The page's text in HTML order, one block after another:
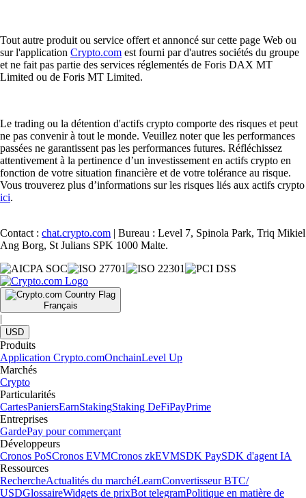
Tout autre produit ou service offert et annoncé sur cette page Web ou
sur l'application Crypto.com est fourni par d'autres sociétés du groupe
et ne fait pas partie des services réglementés de Foris DAX MT
Limited ou de Foris MT Limited.
Le trading ou la détention d'actifs crypto comporte des risques et peut
ne pas convenir à tout le monde. Veuillez noter que les performances
passées ne garantissent pas les performances futures. Réfléchissez
attentivement à la pertinence d’un investissement en actifs crypto en
fonction de votre situation financière et de votre tolérance au risque.
Vous trouverez plus d’informations sur les risques liés aux actifs crypto
ici.
Contact : chat.crypto.com | Bureau : Level 7, Spinola Park, Triq Mikiel
Ang Borg, St Julians SPK 1000 Malte.
Français
|
USD
Produits
Application Crypto.comOnchainLevel Up
Marchés
Crypto
Particularités
CartesPaniersEarnStakingStaking DeFiPayPrime
Entreprises
GardePay pour commerçant
Développeurs
Cronos PoSCronos EVMCronos zkEVMSDK PaySDK d'agent IA
Ressources
RechercheActualités du marchéLearnConvertisseur BTC/
USDGlossaireWidgets de prixBot telegramPolitique en matière de